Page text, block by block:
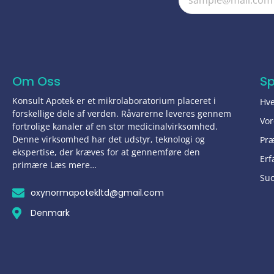
Om Oss
Konsult Apotek er et mikrolaboratorium placeret i
forskellige dele af verden. Råvarerne leveres gennem
fortrolige kanaler af en stor medicinalvirksomhed.
Denne virksomhed har det udstyr, teknologi og
ekspertise, der kræves for at gennemføre den
primære Læs mere…
oxynormapotekltd@gmail.com
Denmark